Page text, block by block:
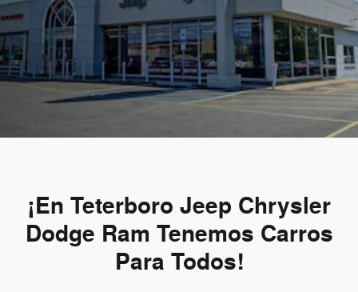
¡En Teterboro Jeep Chrysler
Dodge Ram Tenemos Carros
Para Todos!